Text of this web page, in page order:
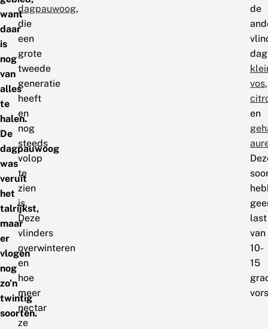
want
daar
is
nog
van
alles
te
halen.
De
dagpauwoog
was
veruit
het
talrijkst,
maar
er
vlogen
nog
zo’n
twintig
soorten.
dagpauwoog,
die
een
grote
tweede
generatie
heeft
en
nog
steeds
volop
te
zien
is.
Deze
vlinders
overwinteren
en
hoe
meer
nectar
ze
de
vos,
en
last
van
10-
15